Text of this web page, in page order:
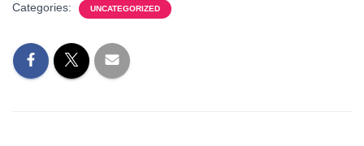
Categories: UNCATEGORIZED